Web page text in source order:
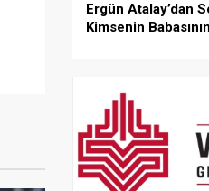
Ergün Atalay’dan
Kimsenin